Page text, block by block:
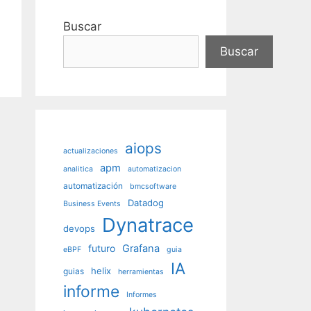
Buscar
Buscar
actualizaciones aiops
analitica apm automatizacion
automatización
bmcsoftware
Business Events
Datadog
devops Dynatrace
eBPF futuro Grafana guia
guias helix herramientas IA
informe Informes